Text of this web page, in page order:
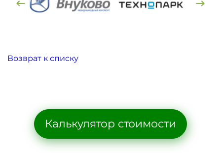
Возврат к списку
Калькулятор стоимости